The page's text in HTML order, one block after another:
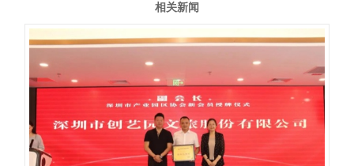
相关新闻